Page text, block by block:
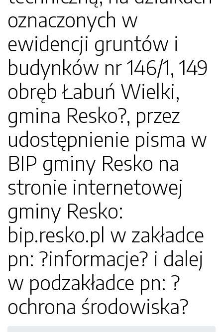
oznaczonych w
ewidencji gruntów i
budynków nr 146/1, 149
obręb Łabuń Wielki,
gmina Resko?, przez
udostępnienie pisma w
BIP gminy Resko na
stronie internetowej
gminy Resko:
bip.resko.pl w zakładce
pn: ?informacje? i dalej
w podzakładce pn: ?
ochrona środowiska?